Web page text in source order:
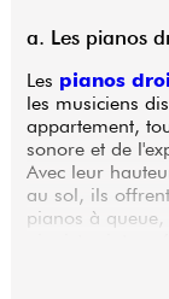
a. Les pianos
Les pianos
les musiciens
appartement,
sonore et de
Avec leur
au sol, ils
pianos à
fiabilité, qualité